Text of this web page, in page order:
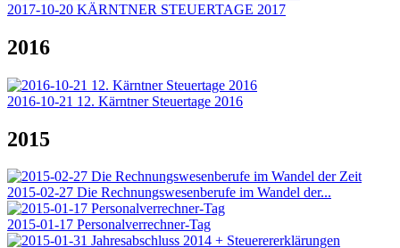
2017-10-20 KÄRNTNER STEUERTAGE 2017
2016
2016-10-21 12. Kärntner Steuertage 2016
2015
2015-02-27 Die Rechnungswesenberufe im Wandel der...
2015-01-17 Personalverrechner-Tag